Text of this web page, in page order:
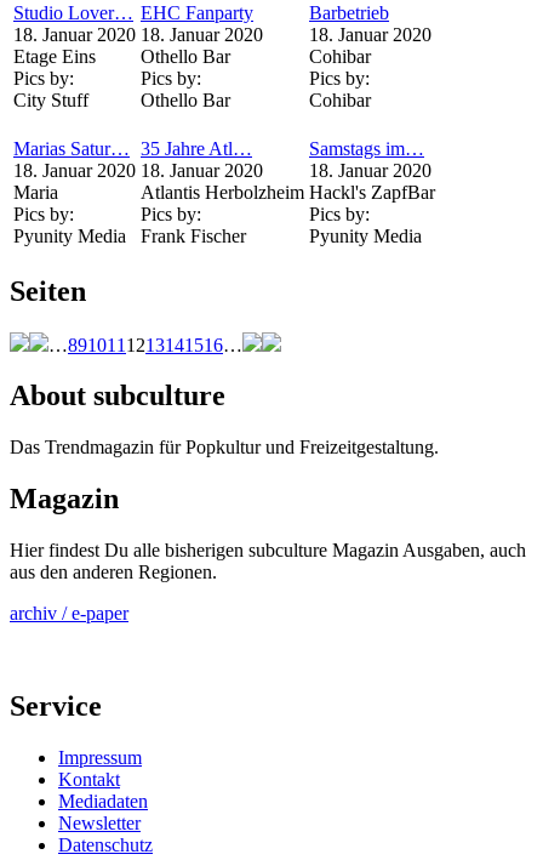
Studio Lover…
18. Januar 2020
Etage Eins
Pics by:
City Stuff
EHC Fanparty
18. Januar 2020
Othello Bar
Pics by:
Othello Bar
Barbetrieb
18. Januar 2020
Cohibar
Pics by:
Cohibar
Marias Satur…
18. Januar 2020
Maria
Pics by:
Pyunity Media
35 Jahre Atl…
18. Januar 2020
Atlantis Herbolzheim
Pics by:
Frank Fischer
Samstags im…
18. Januar 2020
Hackl's ZapfBar
Pics by:
Pyunity Media
Seiten
…891011 1213141516…
About subculture
Das Trendmagazin für Popkultur und Freizeitgestaltung.
Magazin
Hier findest Du alle bisherigen subculture Magazin Ausgaben, auch
aus den anderen Regionen.
archiv / e-paper
Service
Impressum
Kontakt
Mediadaten
Newsletter
Datenschutz